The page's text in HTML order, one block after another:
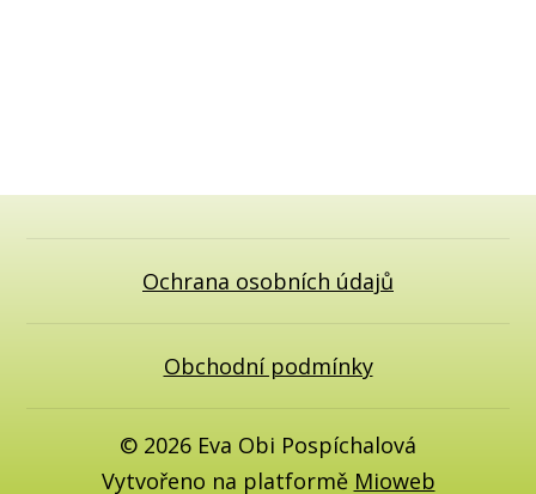
Ochrana osobních údajů
Obchodní podmínky
© 2026 Eva Obi Pospíchalová
Vytvořeno na platformě Mioweb